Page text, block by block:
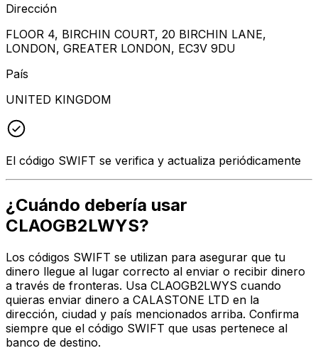
Dirección
FLOOR 4, BIRCHIN COURT, 20 BIRCHIN LANE,
LONDON, GREATER LONDON, EC3V 9DU
País
UNITED KINGDOM
El código SWIFT se verifica y actualiza periódicamente
¿Cuándo debería usar
CLAOGB2LWYS?
Los códigos SWIFT se utilizan para asegurar que tu
dinero llegue al lugar correcto al enviar o recibir dinero
a través de fronteras. Usa CLAOGB2LWYS cuando
quieras enviar dinero a CALASTONE LTD en la
dirección, ciudad y país mencionados arriba. Confirma
siempre que el código SWIFT que usas pertenece al
banco de destino.